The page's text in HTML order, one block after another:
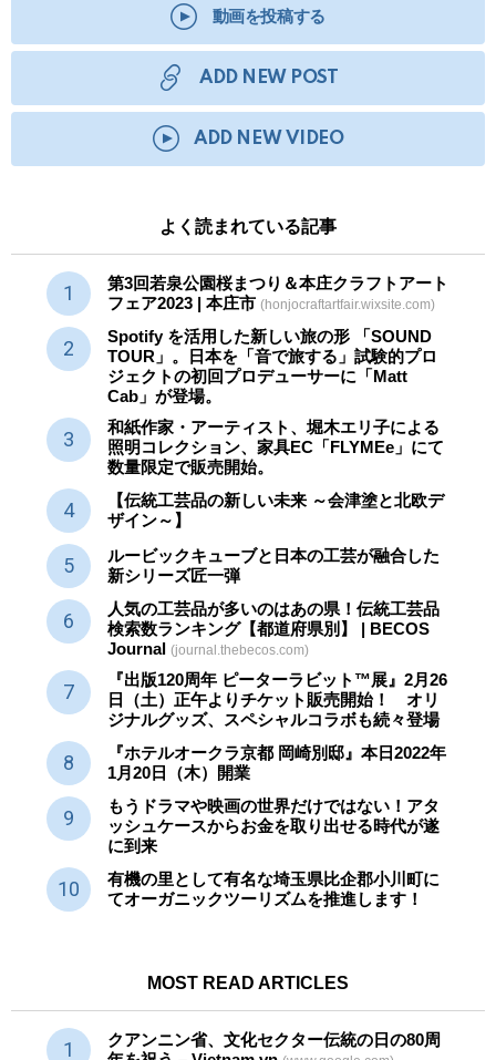
動画を投稿する
ADD NEW POST
ADD NEW VIDEO
よく読まれている記事
第3回若泉公園桜まつり＆本庄クラフトアート
フェア2023 | 本庄市 (honjocraftartfair.wixsite.com)
Spotify を活用した新しい旅の形 「SOUND
TOUR」。日本を「音で旅する」試験的プロ
ジェクトの初回プロデューサーに「Matt
Cab」が登場。
和紙作家・アーティスト、堀木エリ子による
照明コレクション、家具EC「FLYMEe」にて
数量限定で販売開始。
【伝統工芸品の新しい未来 ～会津塗と北欧デ
ザイン～】
ルービックキューブと日本の工芸が融合した
新シリーズ匠一弾
人気の工芸品が多いのはあの県！伝統工芸品
検索数ランキング【都道府県別】 | BECOS
Journal (journal.thebecos.com)
『出版120周年 ピーターラビット™展』2月26
日（土）正午よりチケット販売開始！ オリ
ジナルグッズ、スペシャルコラボも続々登場
『ホテルオークラ京都 岡崎別邸』本日2022年
1月20日（木）開業
もうドラマや映画の世界だけではない！アタ
ッシュケースからお金を取り出せる時代が遂
に到来
有機の里として有名な埼玉県比企郡小川町に
てオーガニックツーリズムを推進します！
MOST READ ARTICLES
クアンニン省、文化セクター伝統の日の80周